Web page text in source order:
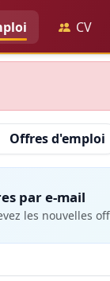
CV
Offres d'emploi
par e-mail
les nouvelles